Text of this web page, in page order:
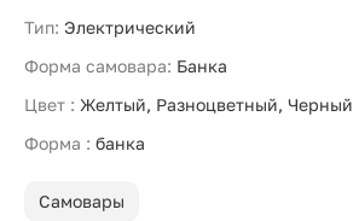
Тип: Электрический
Форма самовара: Банка
Цвет : Желтый, Разноцветный, Черный
Форма : банка
Самовары